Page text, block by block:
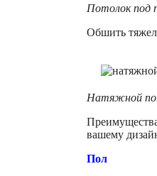
Потолок под
Обшить
Натяжной
вашему
Пол